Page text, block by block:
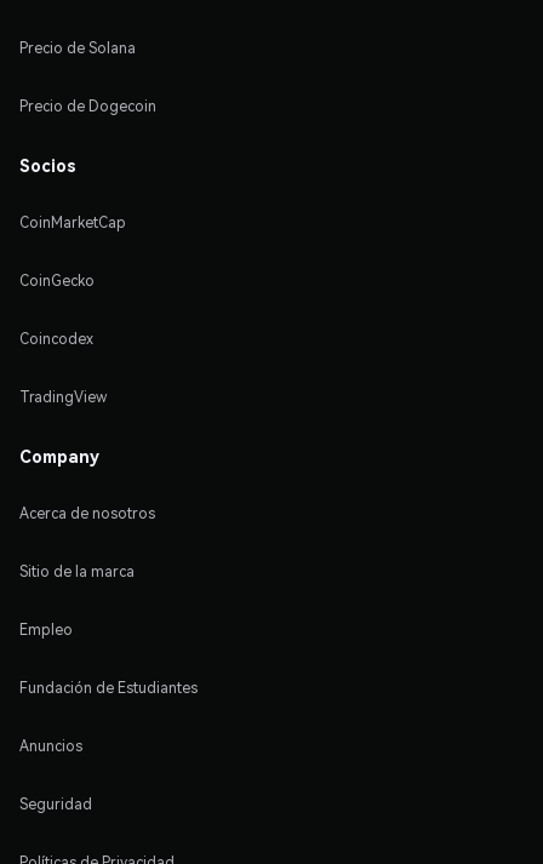
Precio de Solana
Precio de Dogecoin
Socios
CoinMarketCap
CoinGecko
Coincodex
TradingView
Company
Acerca de nosotros
Sitio de la marca
Empleo
Fundación de Estudiantes
Anuncios
Seguridad